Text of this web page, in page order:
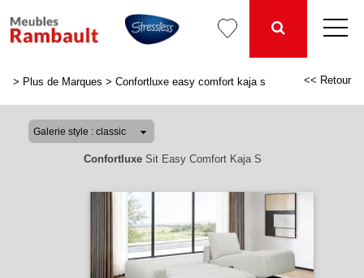
> Plus de Marques > Confortluxe easy comfort kaja s << Retour
ConfortluxeSit Easy Comfort Kaja S